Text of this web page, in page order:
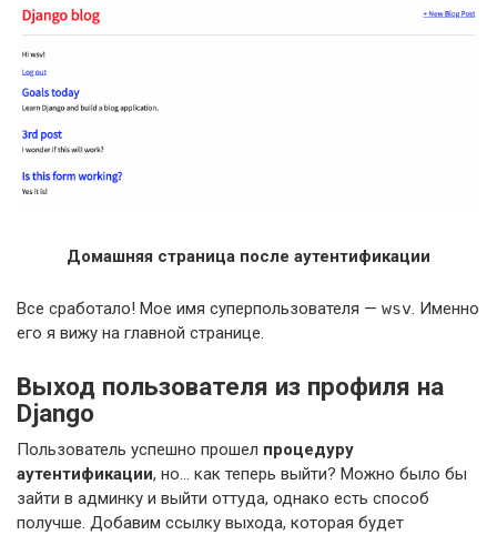
Домашняя страница после аутентификации
Все сработало! Мое имя суперпользователя — wsv. Именно
его я вижу на главной странице.
Выход пользователя из профиля на
Django
Пользователь успешно прошел процедуру
аутентификации, но… как теперь выйти? Можно было бы
зайти в админку и выйти оттуда, однако есть способ
получше. Добавим ссылку выхода, которая будет